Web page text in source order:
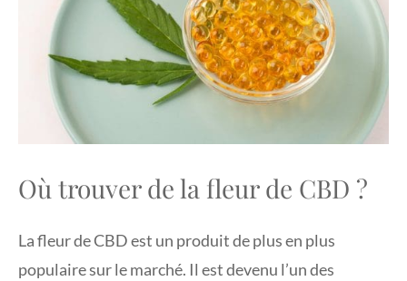
Où trouver de la fleur de CBD ?
La fleur de CBD est un produit de plus en plus
populaire sur le marché. Il est devenu l’un des